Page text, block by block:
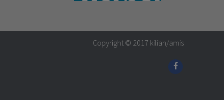
Copyright © 2017 kilian/amis